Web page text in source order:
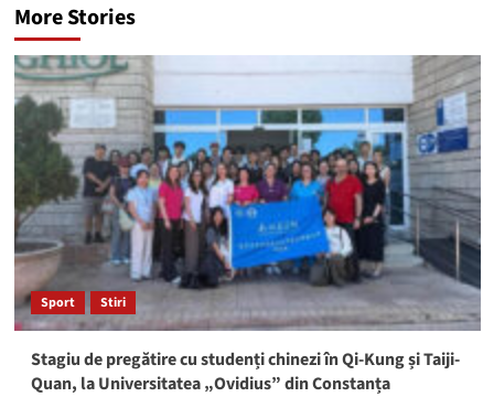
More Stories
Sport Stiri
Stagiu de pregătire cu studenți chinezi în Qi-Kung și Taiji-
Quan, la Universitatea „Ovidius” din Constanța